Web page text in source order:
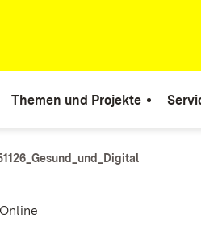
Themen und Projekte